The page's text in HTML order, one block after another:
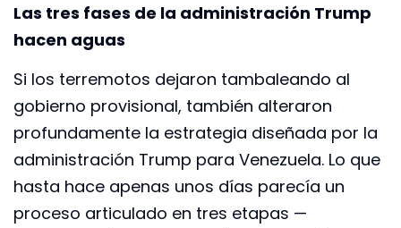
Las tres fases de la administración Trump
hacen aguas
Si los terremotos dejaron tambaleando al
gobierno provisional, también alteraron
profundamente la estrategia diseñada por la
administración Trump para Venezuela. Lo que
hasta hace apenas unos días parecía un
proceso articulado en tres etapas —